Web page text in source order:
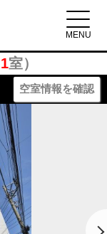
1室）
空室情報を確認